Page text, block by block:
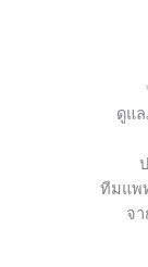
ดูแ
ทีมแพ
จ